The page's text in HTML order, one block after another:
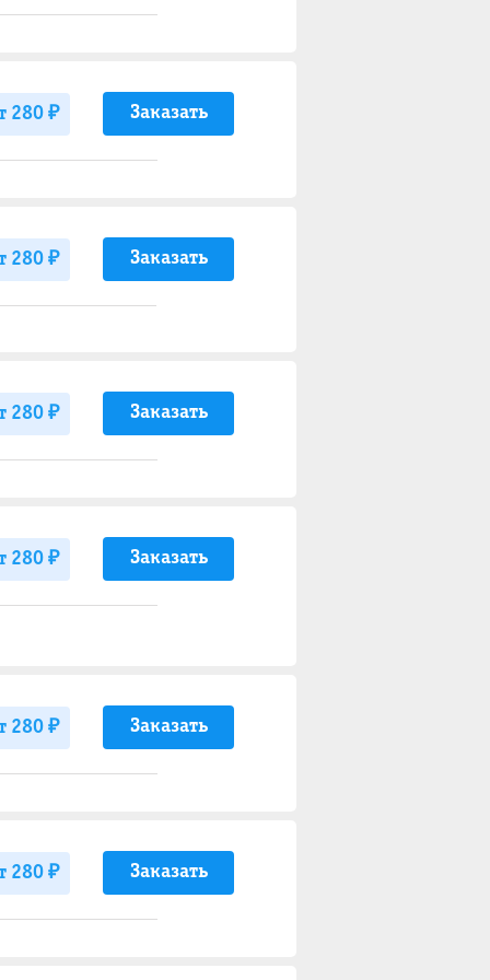
280 ₽ Заказать
280 ₽ Заказать
280 ₽ Заказать
280 ₽ Заказать
280 ₽ Заказать
280 ₽ Заказать